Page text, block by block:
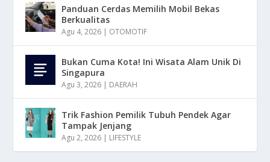
Panduan Cerdas Memilih Mobil Bekas
Berkualitas
Agu 4, 2026 | OTOMOTIF
Bukan Cuma Kota! Ini Wisata Alam Unik Di
Singapura
Agu 3, 2026 | DAERAH
Trik Fashion Pemilik Tubuh Pendek Agar
Tampak Jenjang
Agu 2, 2026 | LIFESTYLE